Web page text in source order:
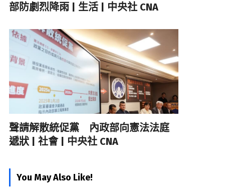
部防劇烈降雨 | 生活 | 中央社 CNA
聲請解散統促黨 內政部向憲法法庭
遞狀 | 社會 | 中央社 CNA
You May Also Like!